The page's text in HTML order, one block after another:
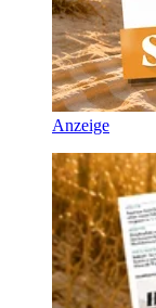
Anzeige